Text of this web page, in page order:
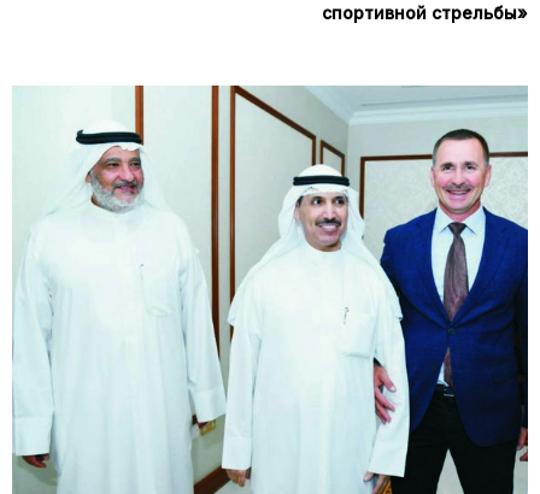
спортивной стрельбы»